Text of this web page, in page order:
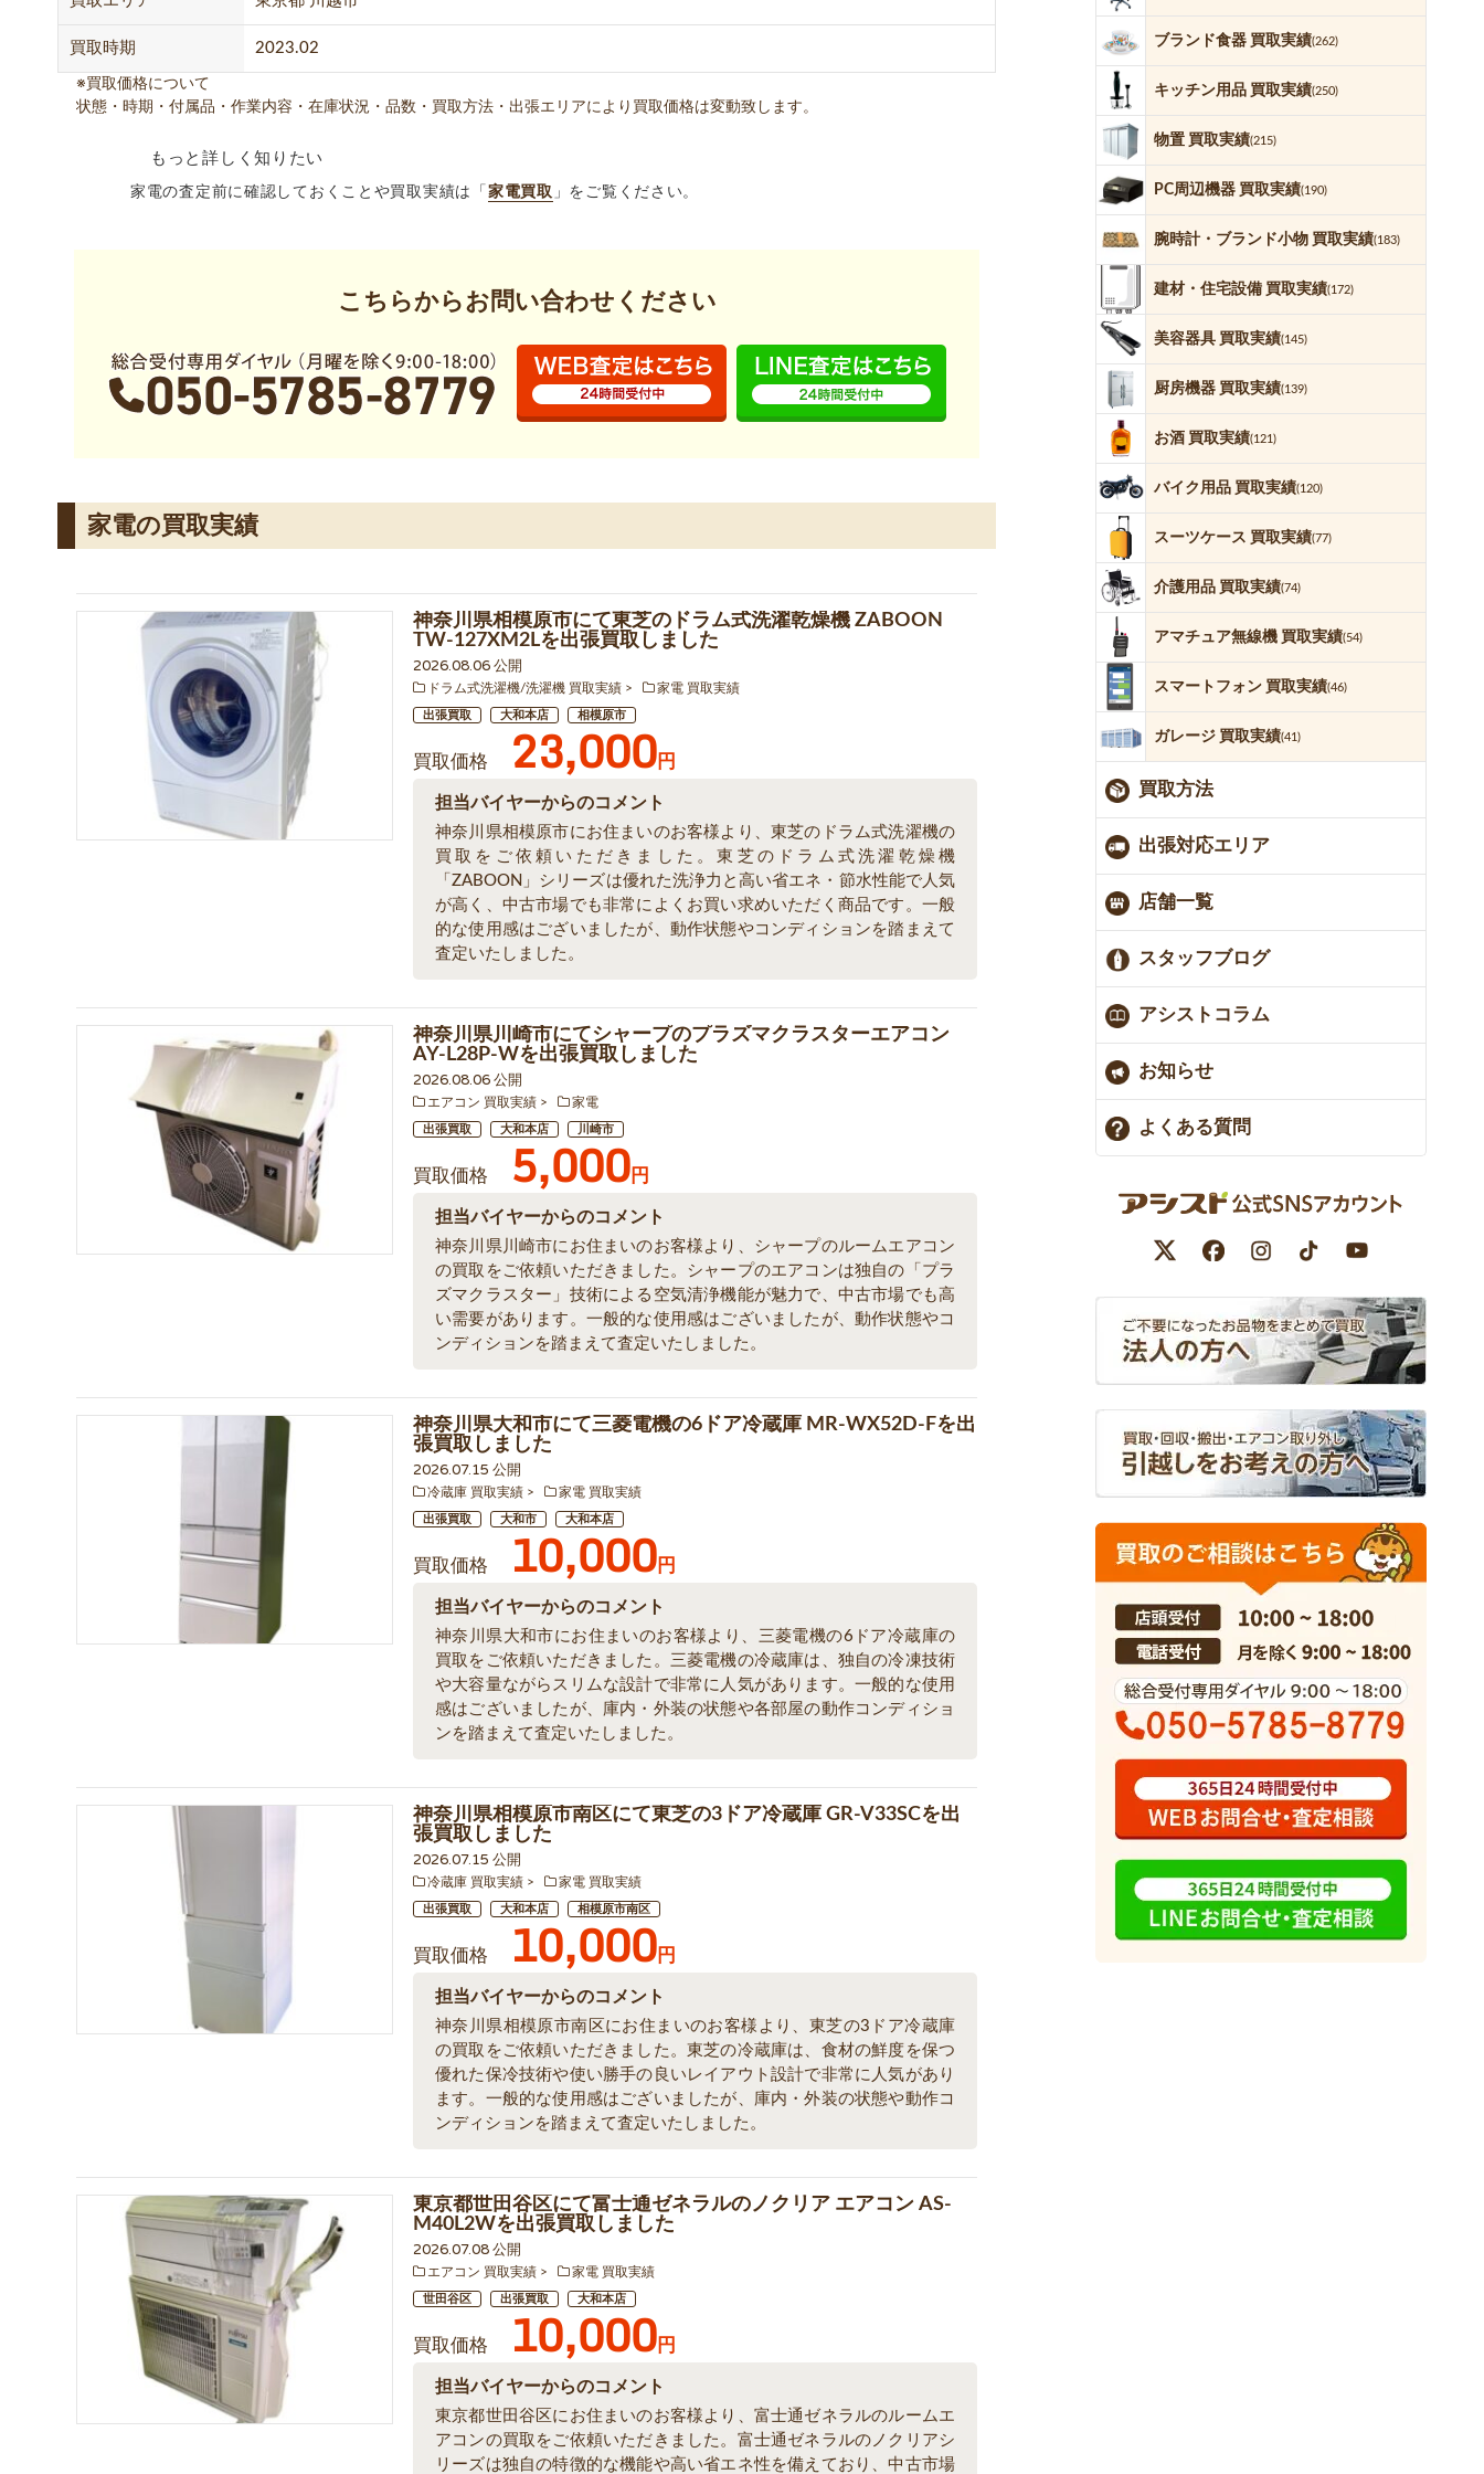
買取時期 2023.02
※買取価格について
状態・時期・付属品・作業内容・在庫状況・品数・買取方法・出張エリアにより買取価格は変動致します。
もっと詳しく知りたい
家電の査定前に確認しておくことや買取実績は「 家電買取 」をご覧ください。
こちらからお問い合わせください
家電の買取実績
神奈川県相模原市にて東芝のドラム式洗濯乾燥機 ZABOON
TW-127XM2Lを出張買取しました
2026.08.06 公開
ドラム式洗濯機/洗濯機 買取実績 家電 買取実績
出張買取 大和本店 相模原市
買取価格 23,000円
担当バイヤーからのコメント
神奈川県相模原市にお住まいのお客様より、東芝のドラム式洗濯機の
買取をご依頼いただきました。東芝のドラム式洗濯乾燥機
「ZABOON」シリーズは優れた洗浄力と高い省エネ・節水性能で人気
が高く、中古市場でも非常によくお買い求めいただく商品です。一般
的な使用感はございましたが、動作状態やコンディションを踏まえて
査定いたしました。
神奈川県川崎市にてシャープのプラズマクラスターエアコン
AY-L28P-Wを出張買取しました
2026.08.06 公開
エアコン 買取実績 家電
出張買取 大和本店 川崎市
買取価格 5,000円
担当バイヤーからのコメント
神奈川県川崎市にお住まいのお客様より、シャープのルームエアコン
の買取をご依頼いただきました。シャープのエアコンは独自の「プラ
ズマクラスター」技術による空気清浄機能が魅力で、中古市場でも高
い需要があります。一般的な使用感はございましたが、動作状態やコ
ンディションを踏まえて査定いたしました。
神奈川県大和市にて三菱電機の6ドア冷蔵庫 MR-WX52D-Fを出
張買取しました
2026.07.15 公開
冷蔵庫 買取実績 家電 買取実績
出張買取 大和市 大和本店
買取価格 10,000円
担当バイヤーからのコメント
神奈川県大和市にお住まいのお客様より、三菱電機の6ドア冷蔵庫の
買取をご依頼いただきました。三菱電機の冷蔵庫は、独自の冷凍技術
や大容量ながらスリムな設計で非常に人気があります。一般的な使用
感はございましたが、庫内・外装の状態や各部屋の動作コンディショ
ンを踏まえて査定いたしました。
神奈川県相模原市南区にて東芝の3ドア冷蔵庫 GR-V33SCを出
張買取しました
2026.07.15 公開
冷蔵庫 買取実績 家電 買取実績
出張買取 大和本店 相模原市南区
買取価格 10,000円
担当バイヤーからのコメント
神奈川県相模原市南区にお住まいのお客様より、東芝の3ドア冷蔵庫
の買取をご依頼いただきました。東芝の冷蔵庫は、食材の鮮度を保つ
優れた保冷技術や使い勝手の良いレイアウト設計で非常に人気があり
ます。一般的な使用感はございましたが、庫内・外装の状態や動作コ
ンディションを踏まえて査定いたしました。
東京都世田谷区にて富士通ゼネラルのノクリア エアコン AS-
M40L2Wを出張買取しました
2026.07.08 公開
エアコン 買取実績 家電 買取実績
世田谷区 出張買取 大和本店
買取価格 10,000円
担当バイヤーからのコメント
東京都世田谷区にお住まいのお客様より、富士通ゼネラルのルームエ
アコンの買取をご依頼いただきました。富士通ゼネラルのノクリアシ
リーズは独自の特徴的な機能や高い省エネ性を備えており、中古市場
ブランド食器 買取実績(262)
キッチン用品 買取実績(250)
物置 買取実績(215)
PC周辺機器 買取実績(190)
腕時計・ブランド小物 買取実績(183)
建材・住宅設備 買取実績(172)
美容器具 買取実績(145)
厨房機器 買取実績(139)
お酒 買取実績(121)
バイク用品 買取実績(120)
スーツケース 買取実績(77)
介護用品 買取実績(74)
アマチュア無線機 買取実績(54)
スマートフォン 買取実績(46)
ガレージ 買取実績(41)
買取方法
出張対応エリア
店舗一覧
スタッフブログ
アシストコラム
お知らせ
よくある質問